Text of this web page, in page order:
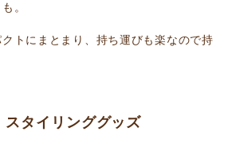
。
トにまとまり、持ち運びも楽なので持
タイリンググッズ